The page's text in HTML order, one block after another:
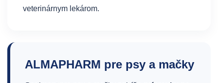
veterinárnym lekárom.
ALMAPHARM pre psy a mačky